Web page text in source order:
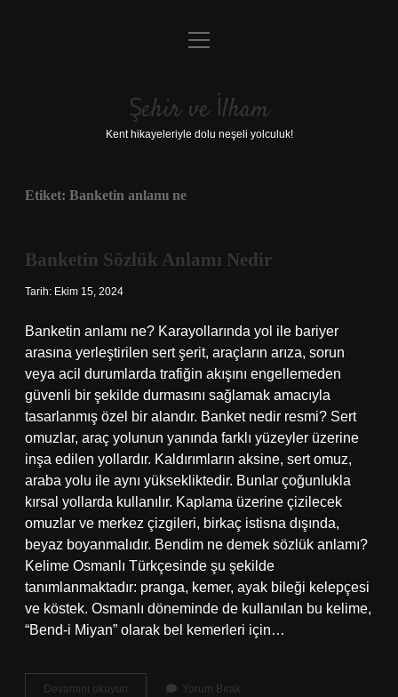
Anasayfa
Yasal Uyarı
menüyü
Şehir ve İlham
Kent hikayeleriyle dolu neşeli yolculuk!
Etiket: Banketin anlamı ne
Banketin Sözlük Anlamı Nedir
Tarih: Ekim 15, 2024
Banketin anlamı ne? Karayollarında yol ile bariyer
arasına yerleştirilen sert şerit, araçların arıza, sorun
veya acil durumlarda trafiğin akışını engellemeden
güvenli bir şekilde durmasını sağlamak amacıyla
tasarlanmış özel bir alandır. Banket nedir resmi? Sert
omuzlar, araç yolunun yanında farklı yüzeyler üzerine
inşa edilen yollardır. Kaldırımların aksine, sert omuz,
araba yolu ile aynı yüksekliktedir. Bunlar çoğunlukla
kırsal yollarda kullanılır. Kaplama üzerine çizilecek
omuzlar ve merkez çizgileri, birkaç istisna dışında,
beyaz boyanmalıdır. Bendim ne demek sözlük anlamı?
Kelime Osmanlı Türkçesinde şu şekilde
tanımlanmaktadır: pranga, kemer, ayak bileği kelepçesi
ve köstek. Osmanlı döneminde de kullanılan bu kelime,
“Bend-i Miyan” olarak bel kemerleri için…
Devamını okuyun Banketin
Yorum Bırak